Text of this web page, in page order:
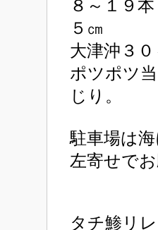
８～１９
５㎝
大津沖３
ポツポツ
じり。
駐車場は海
左寄せでお
タチ鯵リ